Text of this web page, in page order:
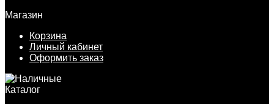
Магазин
Корзина
Личный кабинет
Оформить заказ
Каталог